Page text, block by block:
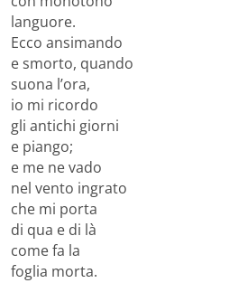
languore.
Ecco ansimando
e smorto, quando
suona l’ora,
io mi ricordo
gli antichi giorni
e piango;
e me ne vado
nel vento ingrato
che mi porta
di qua e di là
come fa la
foglia morta.